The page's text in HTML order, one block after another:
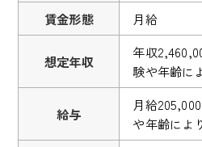
賃金形態
月給
想定年収
年収
験や年齢に
給与
月給
や年齢によ